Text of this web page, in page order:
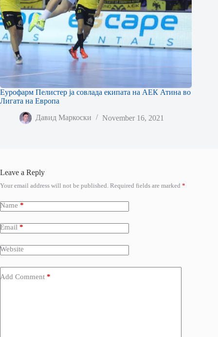
Еурофарм Пелистер ја совлада екипата на АЕК Атина во
Лигата на Европа
Давид Маркоски November 16, 2021
Leave a Reply
Your email address will not be published. Required fields are marked *
Name *
Email *
Website
Add Comment *